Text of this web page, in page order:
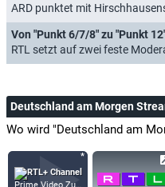
ARD punktet mit Hirschhausens
RTL setzt auf zwei feste
Deutschland am Morgen
Wo wird "Deutschland am